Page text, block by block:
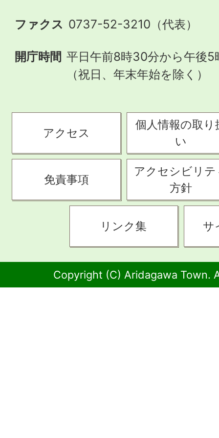
ファクス 0737-52-3210（代表）
開庁時間 平日午前8時30分から午後5
（祝日、年末年始を除く）
アクセス
個人情報の取り
い
免責事項
アクセシビリテ
方針
リンク集 サ
Copyright (C) Aridagawa Town.